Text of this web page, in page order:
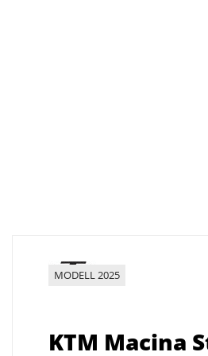
MODELL 2025
KTM Macina